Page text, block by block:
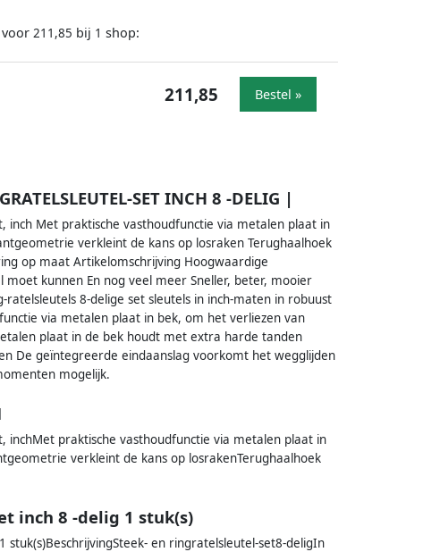
voor 211,85 bij 1 shop:
211,85 Bestel »
SET INCH 8 -DELIG |
inch Met praktische vasthoudfunctie via metalen plaat in
verkleint de kans op losraken Terughaalhoek
op maat Artikelomschrijving Hoogwaardige
kunnen En nog veel meer Sneller, beter, mooier
8-delige set sleutels in inch-maten in robuust
via metalen plaat in bek, om het verliezen van
plaat in de bek houdt met extra harde tanden
De geïntegreerde eindaanslag voorkomt het wegglijden
mogelijk.
inchMet praktische vasthoudfunctie via metalen plaat in
verkleint de kans op losrakenTerughaalhoek
inch 8 -delig 1 stuk(s)
en ringratelsleutel-set8-deligIn